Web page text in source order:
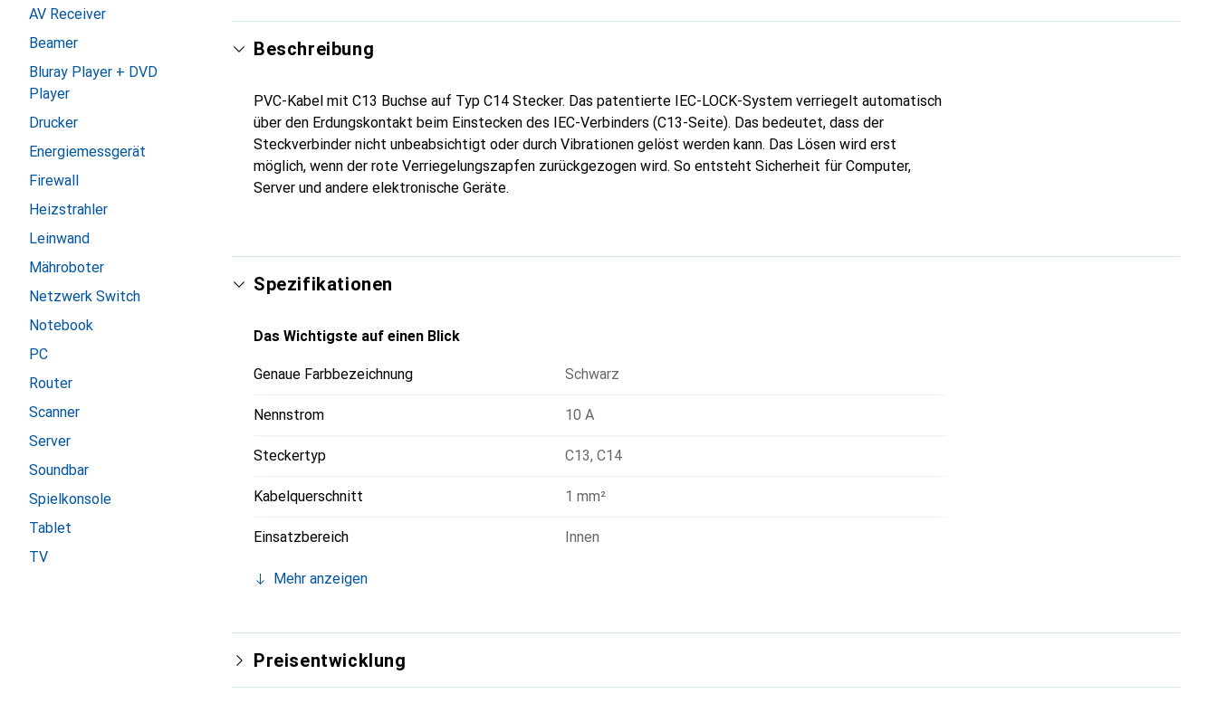
AV Receiver
Beamer
Bluray Player + DVD
Player
Drucker
Energiemessgerät
Firewall
Heizstrahler
Leinwand
Mähroboter
Netzwerk Switch
Notebook
PC
Router
Scanner
Server
Soundbar
Spielkonsole
Tablet
TV
Beschreibung
PVC-Kabel mit C13 Buchse auf Typ C14 Stecker. Das patentierte IEC-LOCK-System verriegelt automatisch
über den Erdungskontakt beim Einstecken des IEC-Verbinders (C13-Seite). Das bedeutet, dass der
Steckverbinder nicht unbeabsichtigt oder durch Vibrationen gelöst werden kann. Das Lösen wird erst
möglich, wenn der rote Verriegelungszapfen zurückgezogen wird. So entsteht Sicherheit für Computer,
Server und andere elektronische Geräte.
Spezifikationen
Das Wichtigste auf einen Blick
Genaue Farbbezeichnung Schwarz
Nennstrom 10 A
Steckertyp C13, C14
Kabelquerschnitt 1 mm²
Einsatzbereich Innen
Mehr anzeigen
Preisentwicklung